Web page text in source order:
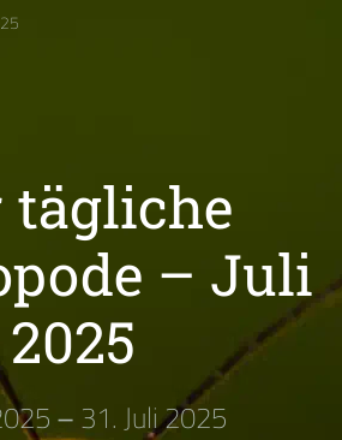
tägliche
– Juli
2025
–31. Juli 2025